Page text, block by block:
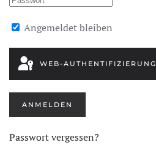
Angemeldet bleiben
WEB-AUTHENTIFIZIERUNG
ANMELDEN
Passwort vergessen?